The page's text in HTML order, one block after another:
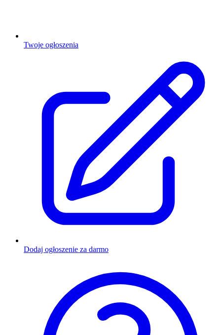
Twoje ogłoszenia
Dodaj ogłoszenie za darmo